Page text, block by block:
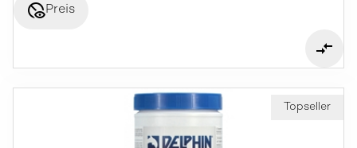
disabled_visiblePreis
Topseller